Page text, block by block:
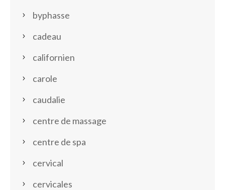
byphasse
cadeau
californien
carole
caudalie
centre de massage
centre de spa
cervical
cervicales